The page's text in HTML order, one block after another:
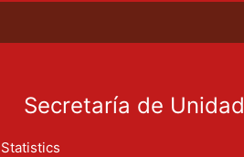
Secretaría de Unidad
Statistics